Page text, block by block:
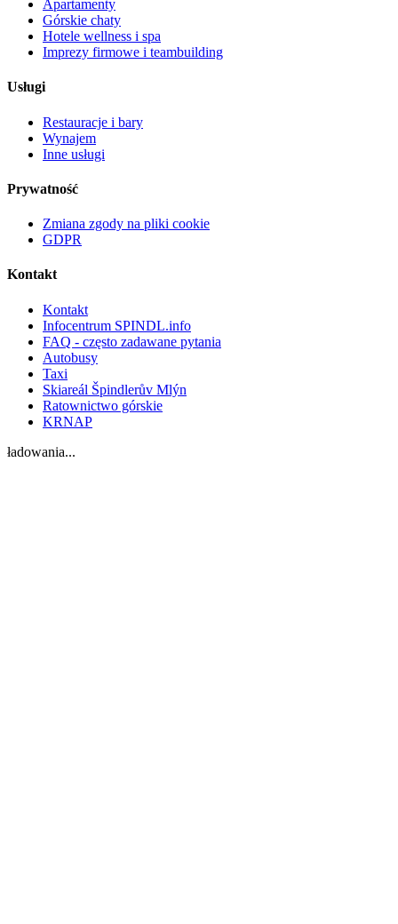
Apartamenty
Górskie chaty
Hotele wellness i spa
Imprezy firmowe i teambuilding
Usługi
Restauracje i bary
Wynajem
Inne usługi
Prywatność
Zmiana zgody na pliki cookie
GDPR
Kontakt
Kontakt
Infocentrum SPINDL.info
FAQ - często zadawane pytania
Autobusy
Taxi
Skiareál Špindlerův Mlýn
Ratownictwo górskie
KRNAP
ładowania...